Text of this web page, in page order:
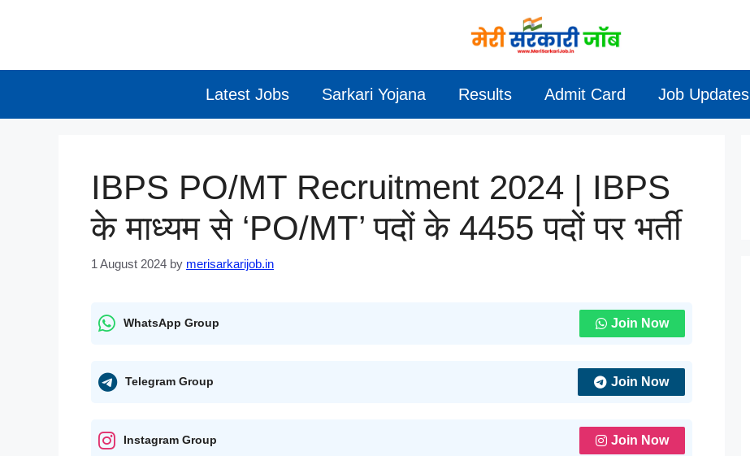
Latest Jobs Sarkari Yojana Results Admit Card Job Updates
IBPS PO/MT Recruitment 2024 | IBPS
के माध्यम से ‘PO/MT’ पदों के 4455 पदों पर भर्ती
1 August 2024 by merisarkarijob.in
WhatsApp Group Join Now
Telegram Group Join Now
Instagram Group Join Now